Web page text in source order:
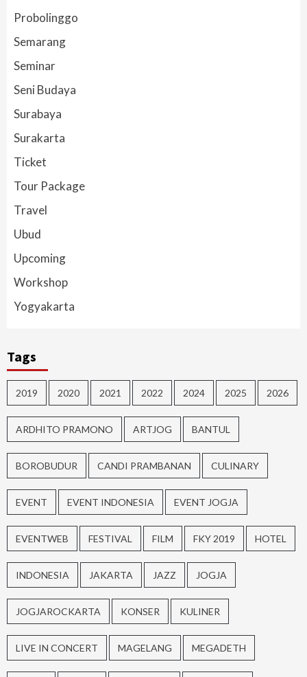
Probolinggo
Semarang
Seminar
Seni Budaya
Surabaya
Surakarta
Ticket
Tour Package
Travel
Ubud
Upcoming
Workshop
Yogyakarta
Tags
2019 2020 2021 2022 2024 2025 2026
ARDHITO PRAMONO ARTJOG BANTUL
BOROBUDUR CANDI PRAMBANAN CULINARY
EVENT EVENT INDONESIA EVENT JOGJA
EVENTWEB FESTIVAL FILM FKY 2019 HOTEL
INDONESIA JAKARTA JAZZ JOGJA
JOGJAROCKARTA KONSER KULINER
LIVE IN CONCERT MAGELANG MEGADETH